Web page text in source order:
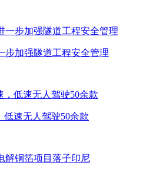
步加强隧道工程安全管理
低速无人驾驶50余款